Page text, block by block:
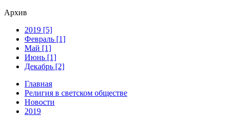
Архив
2019 [5]
Февраль [1]
Май [1]
Июнь [1]
Декабрь [2]
Главная
Религия в светском обществе
Новости
2019